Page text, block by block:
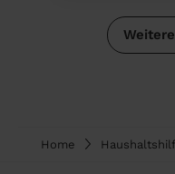
Home